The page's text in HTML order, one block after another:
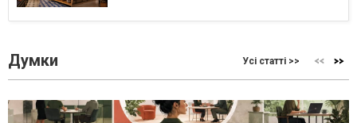
Думки Усі статті >>